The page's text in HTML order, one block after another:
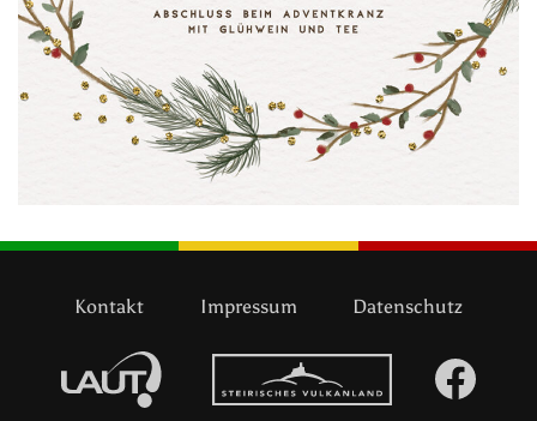
Kontakt Impressum Datenschutz
Vulkanland